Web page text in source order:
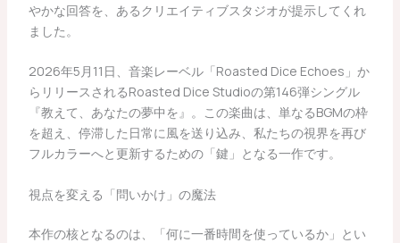
やかな回答を、あるクリエイティブスタジオが提示してくれ
ました。
2026年5月11日、音楽レーベル「Roasted Dice Echoes」か
らリリースされるRoasted Dice Studioの第146弾シングル
『教えて、あなたの夢中を』。この楽曲は、単なるBGMの枠
を超え、停滞した日常に風を送り込み、私たちの視界を再び
フルカラーへと更新するための「鍵」となる一作です。
視点を変える「問いかけ」の魔法
本作の核となるのは、「何に一番時間を使っているか」とい